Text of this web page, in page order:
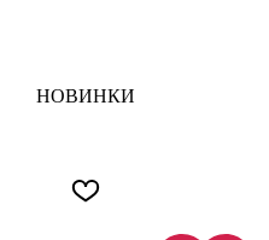
НОВИНКИ